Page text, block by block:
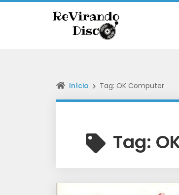
Início Tag: OK Computer
Tag: